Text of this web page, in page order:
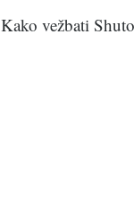
Kako vežbati